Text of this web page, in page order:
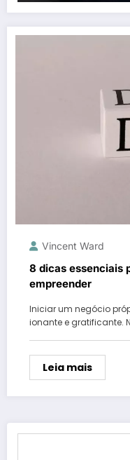
Vincent Ward
8 dicas essenciais
empreender
Iniciar um negócio
ionante e gratificante.
Leia mais